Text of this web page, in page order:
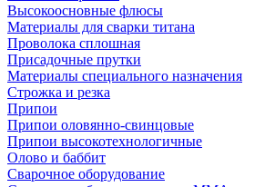
Высокоосновные флюсы
Материалы для сварки титана
Проволока сплошная
Присадочные прутки
Материалы специального назначения
Строжка и резка
Припои
Припои оловянно-свинцовые
Припои высокотехнологичные
Олово и баббит
Сварочное оборудование